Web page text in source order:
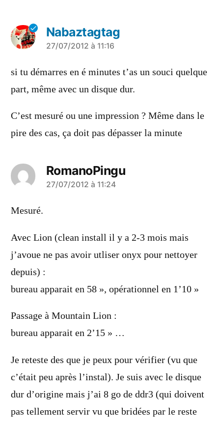
Nabaztagtag
a
27/07/2012 à 11:16
si tu démarres en é minutes t’as un souci quelque
part, même avec un disque dur.
C’est mesuré ou une impression ? Même dans le
pire des cas, ça doit pas dépasser la minute
RomanoPingu
a
27/07/2012 à 11:24
Mesuré.
Avec Lion (clean install il y a 2-3 mois mais
j’avoue ne pas avoir utliser onyx pour nettoyer
depuis) :
bureau apparait en 58 », opérationnel en 1’10 »
Passage à Mountain Lion :
bureau apparait en 2’15 » …
Je reteste des que je peux pour vérifier (vu que
c’était peu après l’instal). Je suis avec le disque
dur d’origine mais j’ai 8 go de ddr3 (qui doivent
pas tellement servir vu que bridées par le reste